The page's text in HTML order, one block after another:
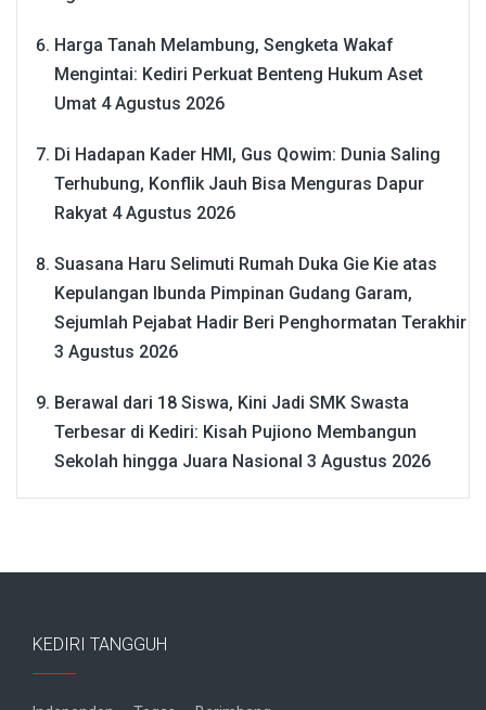
Harga Tanah Melambung, Sengketa Wakaf
Mengintai: Kediri Perkuat Benteng Hukum Aset
Umat 4 Agustus 2026
Di Hadapan Kader HMI, Gus Qowim: Dunia Saling
Terhubung, Konflik Jauh Bisa Menguras Dapur
Rakyat 4 Agustus 2026
Suasana Haru Selimuti Rumah Duka Gie Kie atas
Kepulangan Ibunda Pimpinan Gudang Garam,
Sejumlah Pejabat Hadir Beri Penghormatan Terakhir
3 Agustus 2026
Berawal dari 18 Siswa, Kini Jadi SMK Swasta
Terbesar di Kediri: Kisah Pujiono Membangun
Sekolah hingga Juara Nasional 3 Agustus 2026
KEDIRI TANGGUH